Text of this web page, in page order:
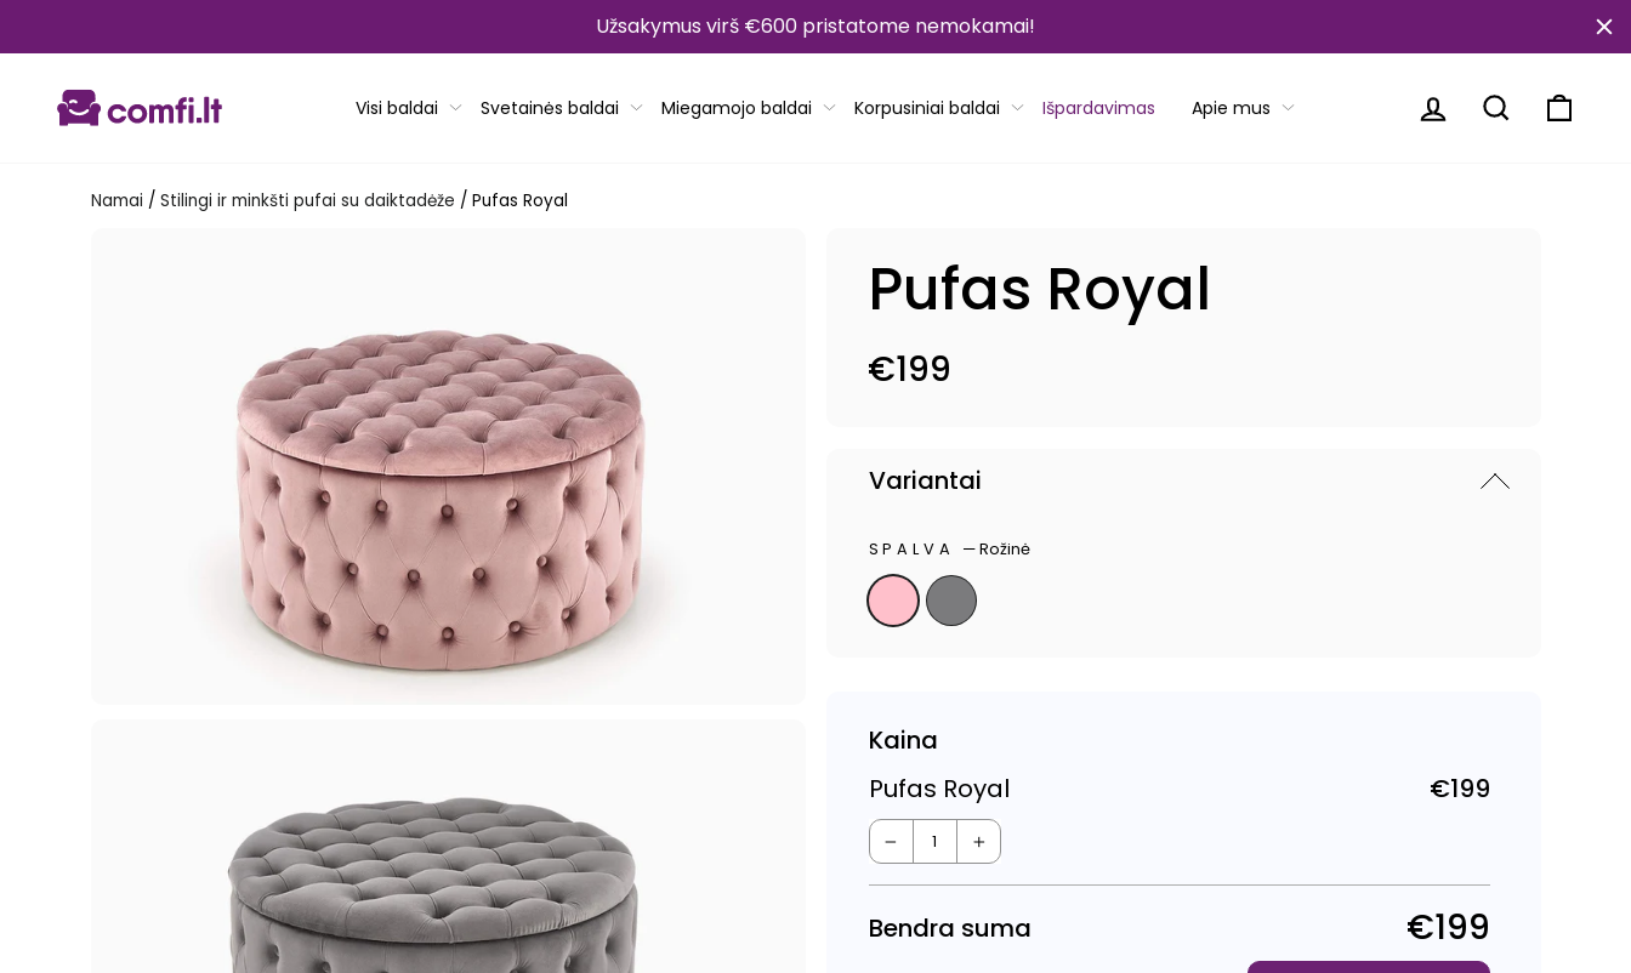
Užsakymus virš €600 pristatome nemokamai!
Visi baldai Svetainės baldai Miegamojo baldai Korpusiniai baldai Išpardavimas Apie mus Prisijungti Paieška
Namai / Stilingi ir minkšti pufai su daiktadėže / Pufas Royal
Pufas Royal
€199
Variantai
SPALVA —Rožinė
Kaina
Pufas Royal
€199
− +
Bendra suma €199